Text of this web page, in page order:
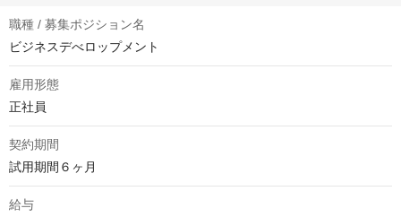
職種 / 募集ポジション名
ビジネスデべロップメント
雇用形態
正社員
契約期間
試用期間６ヶ月
給与